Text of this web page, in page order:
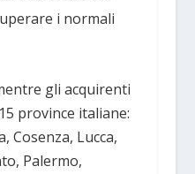
i normali
gli acquirenti
province italiane:
Cosenza, Lucca,
Palermo,